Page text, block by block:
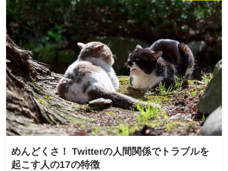
めんどくさ！ Twitterの人間関係でトラブルを
起こす人の17の特徴